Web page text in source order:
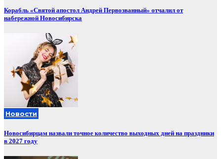
Корабль «Святой апостол Андрей Первозванный» отчалил от
набережной Новосибирска
Новости
Новосибирцам назвали точное количество выходных дней на праздники
в 2027 году